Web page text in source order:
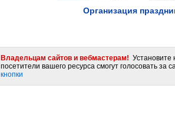
Организация
Владельцам сайтов и вебмастерам! Установите
посетители вашего ресурса смогут голосовать за
кнопки